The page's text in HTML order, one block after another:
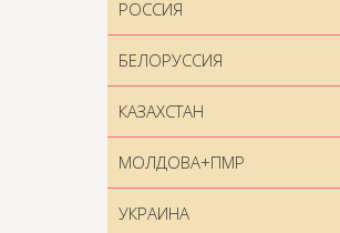
РОССИЯ
БЕЛОРУССИЯ
КАЗАХСТАН
МОЛДОВА+ПМР
УКРАИНА